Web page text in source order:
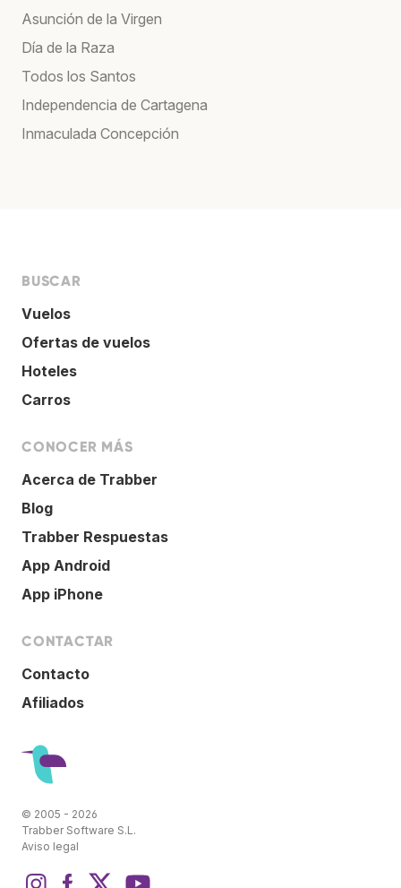
Asunción de la Virgen
Día de la Raza
Todos los Santos
Independencia de Cartagena
Inmaculada Concepción
BUSCAR
Vuelos
Ofertas de vuelos
Hoteles
Carros
CONOCER MÁS
Acerca de Trabber
Blog
Trabber Respuestas
App Android
App iPhone
CONTACTAR
Contacto
Afiliados
© 2005 - 2026
Trabber Software S.L.
Aviso legal